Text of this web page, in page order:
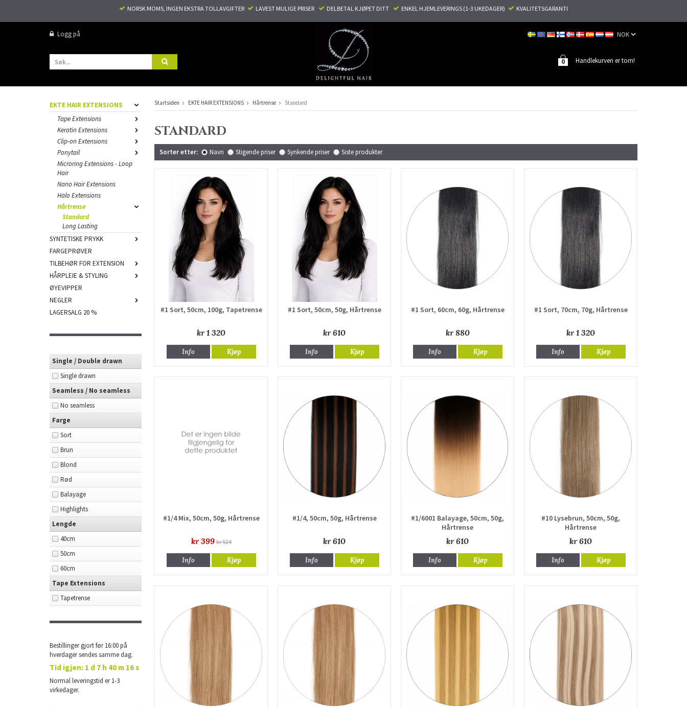
NORSK MOMS, INGEN EKSTRA TOLLAVGIFTER ​ ​ LAVEST MULIGE PRISER ​ DELBETAL KJØPET DITT ​ ENKEL HJEMLEVERINGS (1-3 UKEDAGER) KVALITETSGARANTI
Logg på
Handlekurven er tom!
0
EKTE HAIR EXTENSIONS
Tape Extensions
Keratin Extensions
Clip-on Extensions
Ponytail
Microring Extensions - Loop
Hair
Nano Hair Extensions
Halo Extensions
Hårtrense
Standard
Long Lasting
SYNTETISKE PRYKK
FARGEPRØVER
TILBEHØR FOR EXTENSION
HÅRPLEIE & STYLING
ØYEVIPPER
NEGLER
LAGERSALG 20 %
Single / Double drawn
Single drawn
Seamless / No seamless
No seamless
Farge
Sort
Brun
Blond
Rød
Balayage
Highlights
Lengde
40cm
50cm
60cm
Tape Extensions
Tapetrense
Bestillinger gjort før 16:00 på
hverdager sendes samme dag.
Tid igjen: 1 d 7 h 40 m 15 s
Normal leveringstid er 1-3
virkedager.
Startsiden EKTE HAIR EXTENSIONS Hårtrense Standard
STANDARD
Sorter etter: Navn Stigende priser Synkende priser Siste produkter
#1 Sort, 50cm, 100g, Tapetrense
kr 1 320
Info Kjøp
#1 Sort, 50cm, 50g, Hårtrense
kr 610
Info Kjøp
#1 Sort, 60cm, 60g, Hårtrense
kr 880
Info Kjøp
#1 Sort, 70cm, 70g, Hårtrense
kr 1 320
Info Kjøp
#1/4 Mix, 50cm, 50g, Hårtrense
kr 399 kr 524
Info Kjøp
#1/4, 50cm, 50g, Hårtrense
kr 610
Info Kjøp
#1/6001 Balayage, 50cm, 50g,
Hårtrense
kr 610
Info Kjøp
#10 Lysebrun, 50cm, 50g,
Hårtrense
kr 610
Info Kjøp